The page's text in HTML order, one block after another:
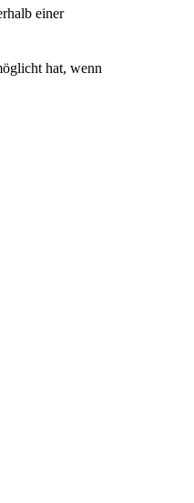
einer
hat, wenn